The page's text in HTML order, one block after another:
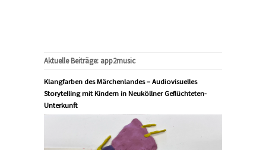
Aktuelle Beiträge: app2music
Klangfarben des Märchenlandes – Audiovisuelles
Storytelling mit Kindern in Neuköllner Geflüchteten-
Unterkunft